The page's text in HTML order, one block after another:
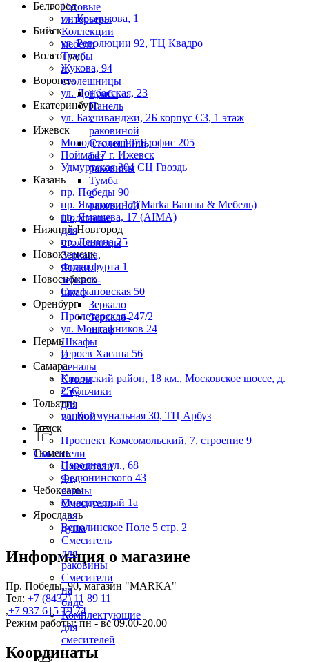
Готовые
интерьеры
Коллекции
мебели
Тумбы
и
столешницы
Тумба
Панель
с
раковиной
Столешницы
без
раковины
Тумба
с
раковиной
Подстолье
для
столешницы
Зеркала,
полки,
зеркало-
шкаф
Зеркало
Зеркало-
шкаф
Шкафы
и
пеналы
Столы
Стульчики
для
ванной
Смесители
Смесители
для
ванны
Смесители
для
душа
Смеситель
для
раковины
Смесители
на
биде
Комплектующие
для
смесителей
Белгород
ул. Костюкова, 1
Бийск
ул. Революции 92, ТЦ Квадро
Волгоград
Жукова, 94
Воронеж
ул. Донбасская, 23
Екатеринбург
ул. Бахчиванджи, 2Б корпус С3, 1 этаж
Ижевск
Молодежная 107Б, офис 205
Пойма 17 г. Ижевск
Удмуртская 304 СЦ Гвоздь
Казань
пр. Победы 90
пр. Ямашева 17 (Marka Ванны & Мебель)
пр. Ямашева, 17 (AIMA)
Нижний Новгород
пр. Ленина 25
Новокузнецк
Франкфурта 1
Новосибирск
Светлановская 50
Оренбург
Пролетарская 247/2
ул. Монтажников 24
Пермь
Героев Хасана 56
Самара
Кировский район, 18 км., Московское шоссе, д.
25С
Тольятти
ул. Коммунальная 30, ТЦ Арбуз
Томск
Проспект Комсомольский, 7, строение 9
Тюмень
Народная ул., 68
Федюнинского 43
Чебоксары
Молодежный 1а
Ярославль
Всполинское Поле 5 стр. 2
Информация о магазине
Пр. Победы, 90, магазин "MARKA"
Тел: +7 (8432) 11 89 11
,+7 937 615 19 74
Режим работы: пн - вс 09.00-20.00
Координаты